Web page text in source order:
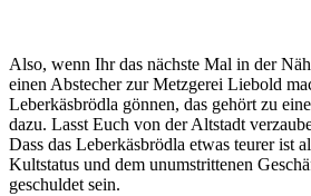
Also, wenn Ihr das nächste Mal in der
einen Abstecher zur Metzgerei Liebold
Leberkäsbrödla gönnen, das gehört zu
dazu. Lasst Euch von der Altstadt
Dass das Leberkäsbrödla etwas teurer ist
Kultstatus und dem unumstrittenen
geschuldet sein.